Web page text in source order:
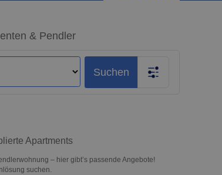
& Pendler
Suchen
Apartments
– hier gibt’s passende Angebote!
suchen.